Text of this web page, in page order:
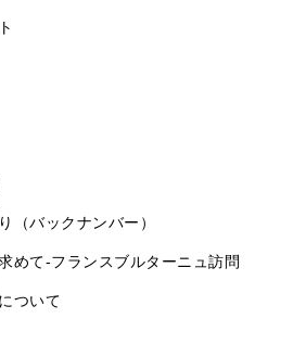
（バックナンバー）
めて‐フランスブルターニュ訪問
ついて